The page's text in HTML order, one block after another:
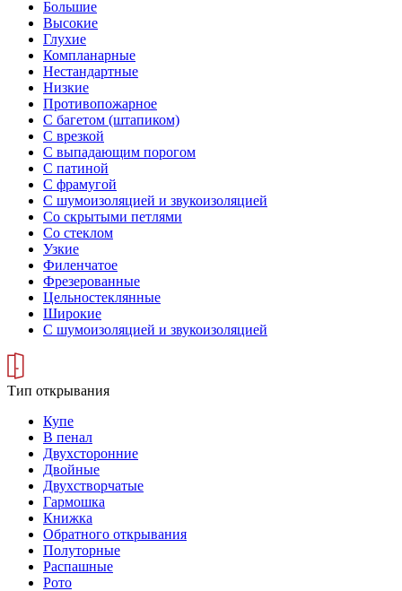
Большие
Высокие
Глухие
Компланарные
Нестандартные
Низкие
Противопожарное
С багетом (штапиком)
С врезкой
С выпадающим порогом
С патиной
С фрамугой
С шумоизоляцией и звукоизоляцией
Со скрытыми петлями
Со стеклом
Узкие
Филенчатое
Фрезерованные
Цельностеклянные
Широкие
С шумоизоляцией и звукоизоляцией
Тип открывания
Купе
В пенал
Двухсторонние
Двойные
Двухстворчатые
Гармошка
Книжка
Обратного открывания
Полуторные
Распашные
Рото